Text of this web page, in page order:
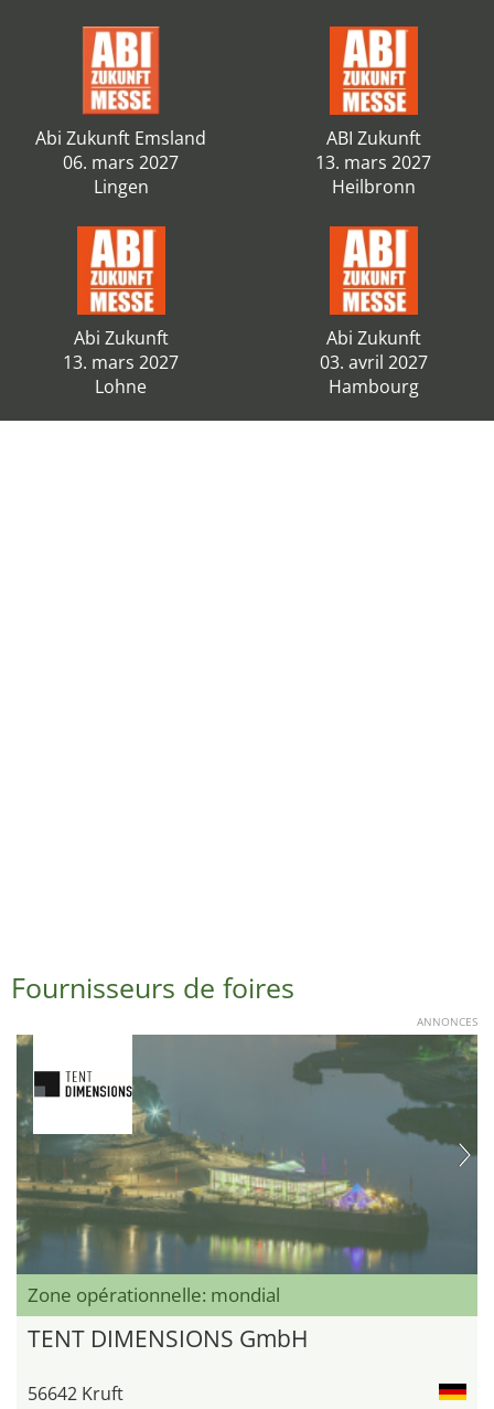
Abi Zukunft Emsland
06. mars 2027
Lingen
ABI Zukunft
13. mars 2027
Heilbronn
Abi Zukunft
13. mars 2027
Lohne
Abi Zukunft
03. avril 2027
Hambourg
Fournisseurs de foires
ANNONCES
Zone opérationnelle: mondial
TENT DIMENSIONS GmbH
56642 Kruft